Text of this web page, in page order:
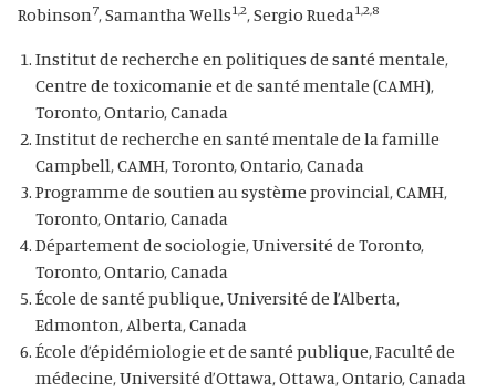
Robinson7, Samantha Wells1,2, Sergio Rueda1,2,8
Institut de recherche en politiques de santé mentale,
Centre de toxicomanie et de santé mentale (CAMH),
Toronto, Ontario, Canada
Institut de recherche en santé mentale de la famille
Campbell, CAMH, Toronto, Ontario, Canada
Programme de soutien au système provincial, CAMH,
Toronto, Ontario, Canada
Département de sociologie, Université de Toronto,
Toronto, Ontario, Canada
École de santé publique, Université de l’Alberta,
Edmonton, Alberta, Canada
École d’épidémiologie et de santé publique, Faculté de
médecine, Université d’Ottawa, Ottawa, Ontario, Canada